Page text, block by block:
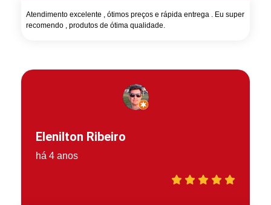
Atendimento excelente , ótimos preços e rápida entrega . Eu super
recomendo , produtos de ótima qualidade.
Elenilton Ribeiro
há 4 anos